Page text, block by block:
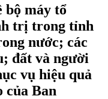
bộ máy tổ
trị trong tỉnh
nước; các
đất và người
vụ hiệu quả
của Ban